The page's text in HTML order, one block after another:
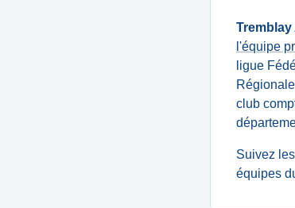
l'équipe
ligue
club
Suivez
équipes